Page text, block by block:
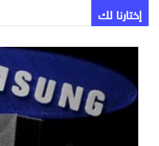
إختارنا لك